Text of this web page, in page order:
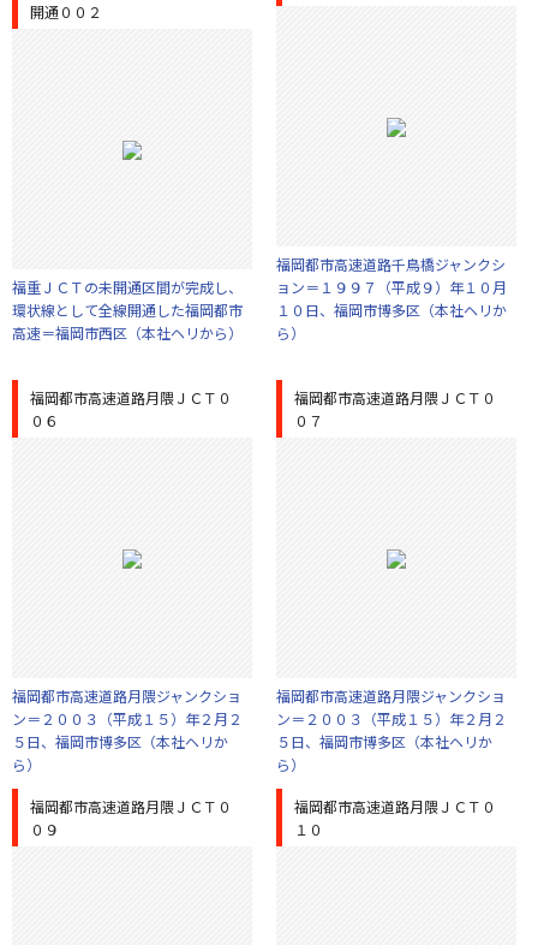
開通００２
福重ＪＣＴの未開通区間が完成し、
環状線として全線開通した福岡都市
高速＝福岡市西区（本社ヘリから）
福岡都市高速道路千鳥橋ジャンクシ
ョン＝１９９７（平成９）年１０月
１０日、福岡市博多区（本社ヘリか
ら）
福岡都市高速道路月隈ＪＣＴ０
０６
福岡都市高速道路月隈ジャンクショ
ン＝２００３（平成１５）年２月２
５日、福岡市博多区（本社ヘリか
ら）
福岡都市高速道路月隈ＪＣＴ０
０７
福岡都市高速道路月隈ジャンクショ
ン＝２００３（平成１５）年２月２
５日、福岡市博多区（本社ヘリか
ら）
福岡都市高速道路月隈ＪＣＴ０
０９
福岡都市高速道路月隈ＪＣＴ０
１０